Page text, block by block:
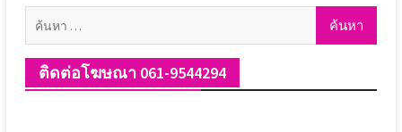
ค้นหา
ติดต่อโฆษณา 061-9544294